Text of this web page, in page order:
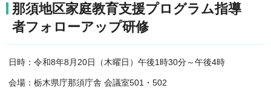
那須地区家庭教育支援プログラム指導
者フォローアップ研修
日時：令和8年8月20日（木曜日）午後1時30分～午後4時
会場：栃木県庁那須庁舎 会議室501・502